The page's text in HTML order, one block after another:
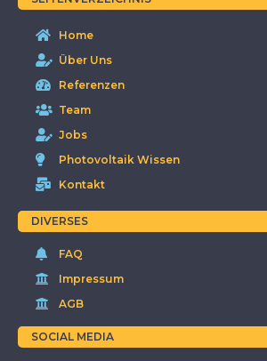
Home
Über Uns
Referenzen
Team
Jobs
Photovoltaik Wissen
Kontakt
DIVERSES
FAQ
Impressum
AGB
SOCIAL MEDIA